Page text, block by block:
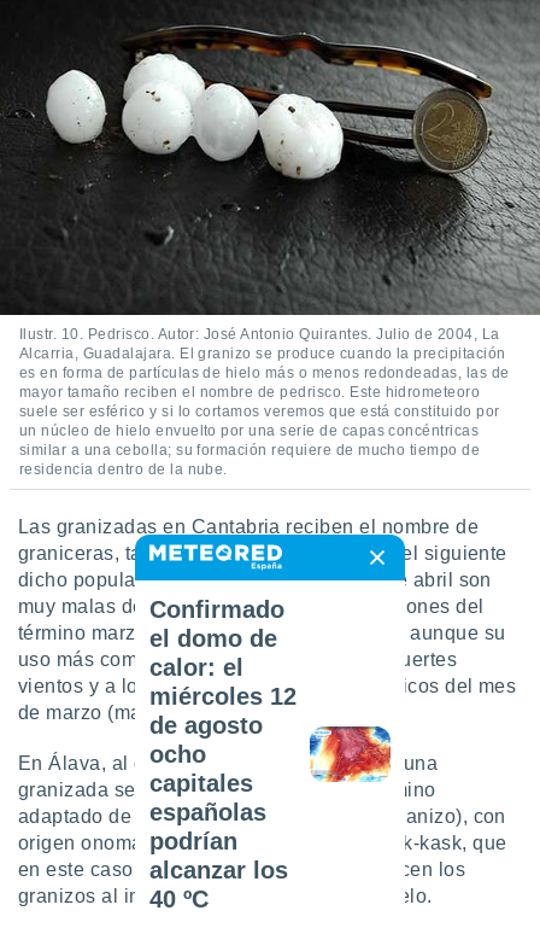
Ilustr. 10. Pedrisco. Autor: José Antonio Quirantes. Julio de 2004, La
Alcarria, Guadalajara. El granizo se produce cuando la precipitación
es en forma de partículas de hielo más o menos redondeadas, las de
mayor tamaño reciben el nombre de pedrisco. Este hidrometeoro
suele ser esférico y si lo cortamos veremos que está constituido por
un núcleo de hielo envuelto por una serie de capas concéntricas
similar a una cebolla; su formación requiere de mucho tiempo de
residencia dentro de la nube.
Las granizadas en Cantabria reciben el nombre de
graniceras, tal y como pone de manifiesto el siguiente
dicho popular cántabro: “Las graniceras de abril son
muy malas de encubrir”. Una de las acepciones del
término marzá es también la de granizada, aunque su
uso más común es el que se refiere a los fuertes
vientos y a los chubascos intermitentes típicos del mes
de marzo (marciadas).
En Álava, al granizo le llaman cascarrina (una
granizada sería una cascarrinada), un término
adaptado de la palabra vasca kaskabar (granizo), con
origen onomatopéyico en la expresión kask-kask, que
en este caso nos recuerda el ruido que hacen los
granizos al impactar y rebotar contra el suelo.
Confirmado
el domo de
calor: el
miércoles 12
de agosto
ocho
capitales
españolas
podrían
alcanzar los
40 ºC